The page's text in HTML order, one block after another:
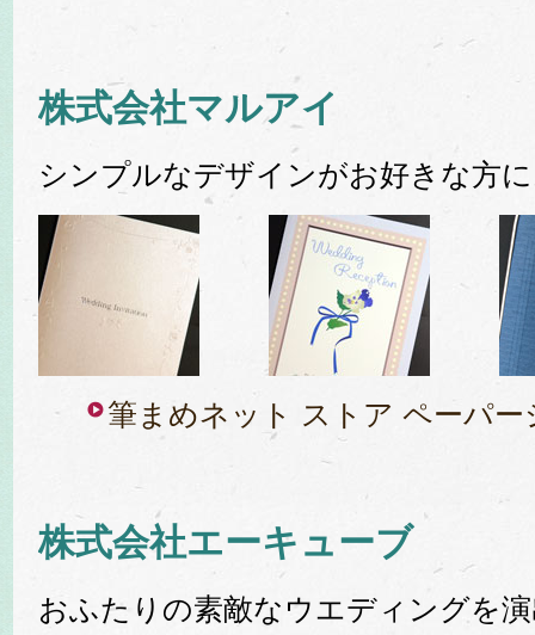
株式会社マルアイ
シンプルなデザインがお好きな方
筆まめネット ストア ペーパ
株式会社エーキューブ
おふたりの素敵なウエディングを